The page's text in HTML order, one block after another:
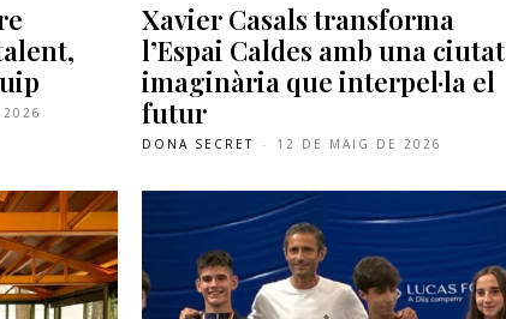
Xavier Casals transforma
l’Espai Caldes amb una ciutat
imaginària que interpel·la el
futur
DONA SECRET - 12 DE MAIG DE 2026